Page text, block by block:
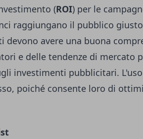
(ROI) per le
raggiungano il pubblico
devono avere una buona
e delle tendenze di mercato
investimenti pubblicitari.
poiché consente loro di